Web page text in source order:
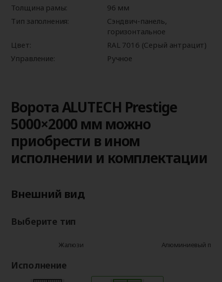
Толщина рамы:
96 мм
Тип заполнения:
Сэндвич-панель,
горизонтальное
Цвет:
RAL 7016 (Серый антрацит)
Управление:
Ручное
Ворота ALUTECH Prestige
5000×2000 мм можно
приобрести в ином
исполнении и комплектации
Внешний вид
Выберите тип
Жалюзи Алюминиевый
Исполнение